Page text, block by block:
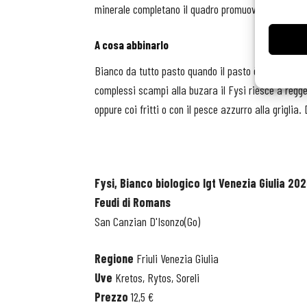
minerale completano il quadro promuovendo
A cosa abbinarlo
Bianco da tutto pasto quando il pasto è a base di
complessi scampi alla buzara il Fysi riesce a
oppure coi fritti o con il pesce azzurro alla
Fysi, Bianco biologico Igt Venezia Giulia
Feudi di Romans
San Canzian D'Isonzo(Go)
Regione Friuli Venezia Giulia
Uve Kretos, Rytos, Soreli
Prezzo12,5 €